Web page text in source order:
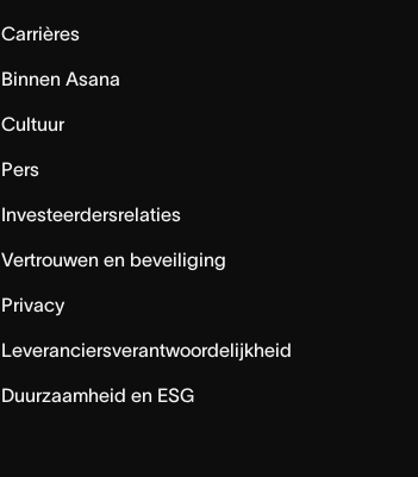
Carrières
Binnen Asana
Cultuur
Pers
Investeerdersrelaties
Vertrouwen en beveiliging
Privacy
Leveranciersverantwoordelijkheid
Duurzaamheid en ESG